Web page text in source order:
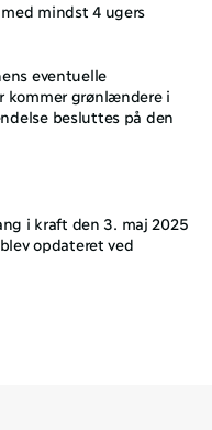
mindst 4 ugers
eventuelle
kommer grønlændere i
besluttes på den
i kraft den 3. maj 2025
opdateret ved